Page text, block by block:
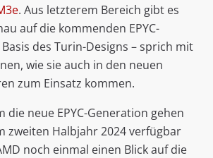
. Aus letzterem Bereich gibt es
auf die kommenden EPYC-
des Turin-Designs – sprich mit
wie sie auch in den neuen
zum Einsatz kommen.
die neue EPYC-Generation gehen
zweiten Halbjahr 2024 verfügbar
noch einmal einen Blick auf die